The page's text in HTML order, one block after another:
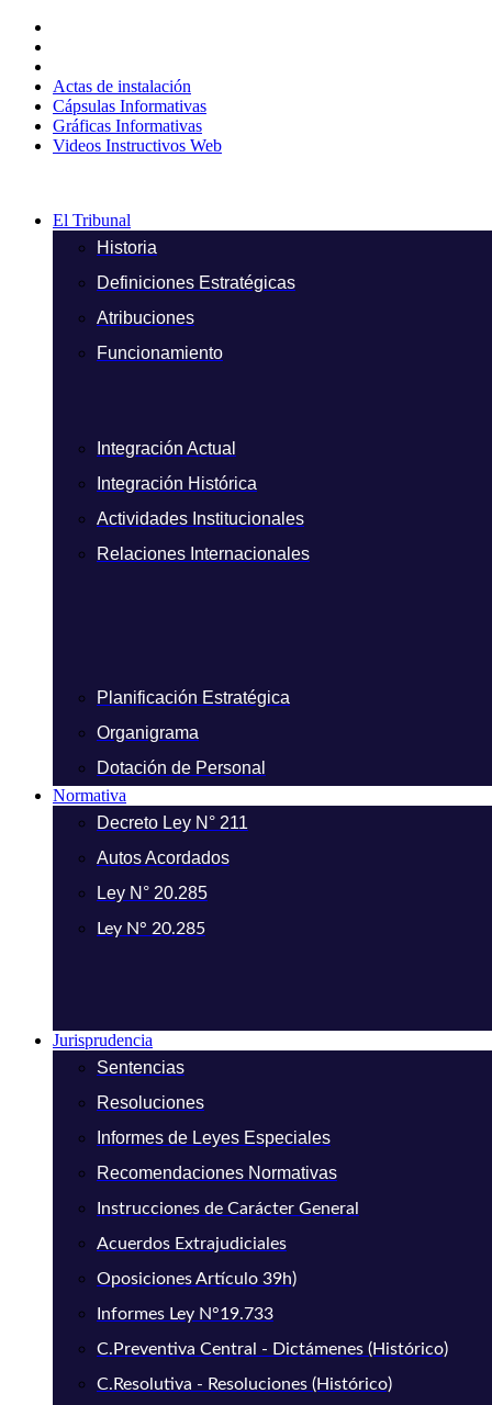
contenido
Actas de instalación
Cápsulas Informativas
Gráficas Informativas
Videos Instructivos Web
El Tribunal
Historia
Definiciones Estratégicas
Atribuciones
Funcionamiento
Integración Actual
Integración Histórica
Actividades Institucionales
Relaciones Internacionales
Planificación Estratégica
Organigrama
Dotación de Personal
Normativa
Decreto Ley N° 211
Autos Acordados
Ley N° 20.285
Ley N° 20.285
Jurisprudencia
Sentencias
Resoluciones
Informes de Leyes Especiales
Recomendaciones Normativas
Instrucciones de Carácter General
Acuerdos Extrajudiciales
Oposiciones Artículo 39h)
Informes Ley N°19.733
C.Preventiva Central - Dictámenes (Histórico)
C.Resolutiva - Resoluciones (Histórico)